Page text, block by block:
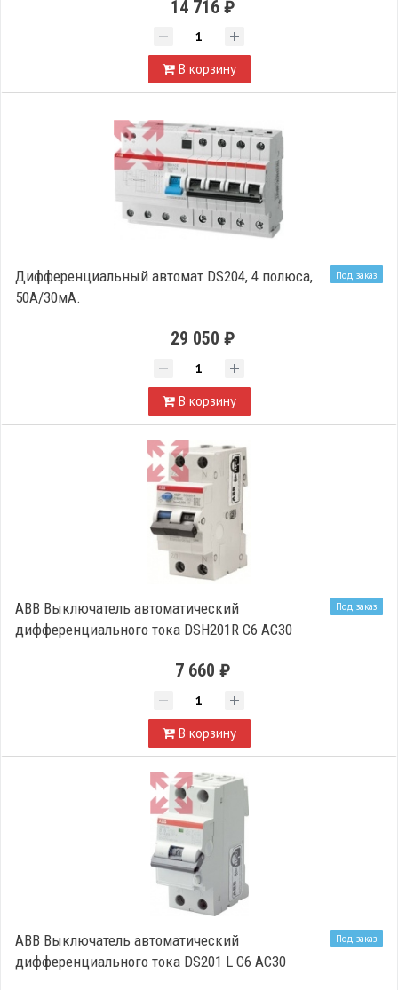
14 716 ₽
В корзину
Под заказ
Дифференциальный автомат DS204, 4 полюса,
50А/30мА.
29 050 ₽
В корзину
Под заказ
ABB Выключатель автоматический
дифференциального тока DSH201R C6 AC30
7 660 ₽
В корзину
Под заказ
ABB Выключатель автоматический
дифференциального тока DS201 L C6 AC30